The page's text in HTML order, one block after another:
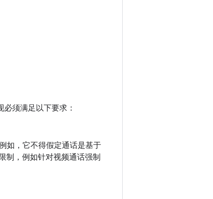
必须满足以下要求：
如，它不得假定通话是基于
制，例如针对视频通话强制